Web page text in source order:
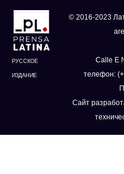
РУССКОЕ
ИЗДАНИЕ
© 2016-2023
Calle E
телефон:
Сайт